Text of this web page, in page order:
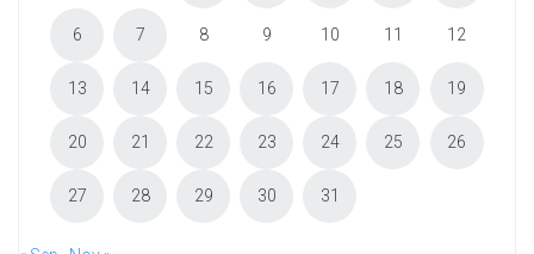
6 7 8 9 10 11 12
13 14 15 16 17 18 19
20 21 22 23 24 25 26
27 28 29 30 31